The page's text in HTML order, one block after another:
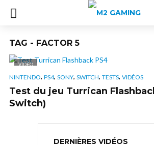
TAG - FACTOR 5
VIDÉO
NINTENDO, PS4, SONY, SWITCH, TESTS, VIDÉOS
Test du jeu Turrican
Switch)
DERNIÈRES VIDÉOS